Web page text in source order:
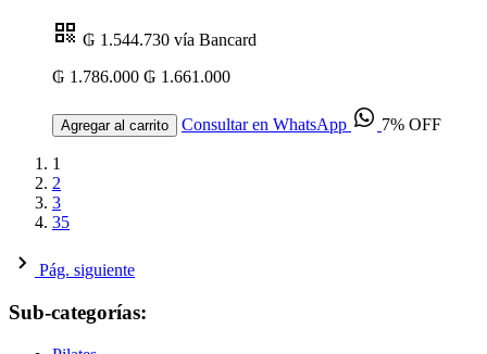
₲ 1.544.730 vía Bancard
₲ 1.786.000 ₲ 1.661.000
Agregar al carrito Consultar en WhatsApp 7% OFF
1
2
3
35
Pág. siguiente
Sub-categorías: